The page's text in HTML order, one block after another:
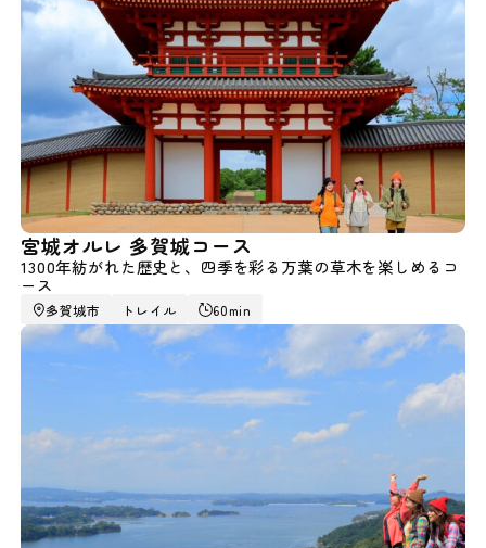
宮城オルレ 多賀城コース
1300年紡がれた歴史と、四季を彩る万葉の草木を楽しめるコ
ース
多賀城市 トレイル 60min